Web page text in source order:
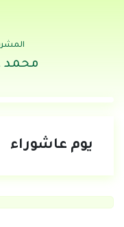
محمد
يوم عاشوراء